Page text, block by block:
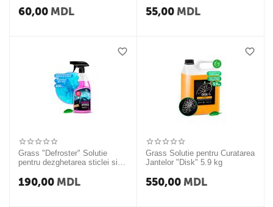
60,00 MDL 55,00 MDL
Grass "Defroster" Solutie
pentru dezghetarea sticlei si
190,00 MDL
Grass Solutie pentru Curatarea
Jantelor "Disk" 5.9 kg
550,00 MDL